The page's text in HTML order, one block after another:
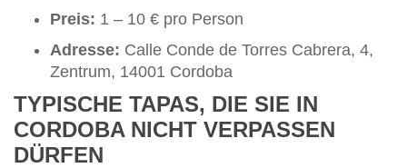
Preis: 1 – 10 € pro Person
Adresse: Calle Conde de Torres Cabrera, 4,
Zentrum, 14001 Cordoba
TYPISCHE TAPAS, DIE SIE IN
CORDOBA NICHT VERPASSEN
DÜRFEN